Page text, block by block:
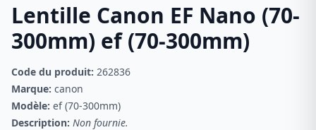
Lentille Canon EF Nano (70-
300mm) ef (70-300mm)
Code du produit: 262836
Marque: canon
Modèle: ef (70-300mm)
Description: Non fournie.